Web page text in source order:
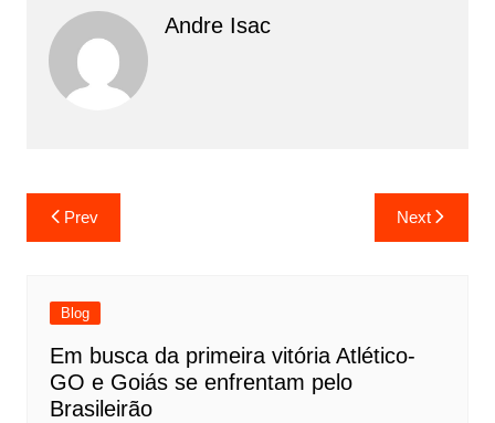
Andre Isac
Prev Next
Blog
Em busca da primeira vitória Atlético-
GO e Goiás se enfrentam pelo
Brasileirão